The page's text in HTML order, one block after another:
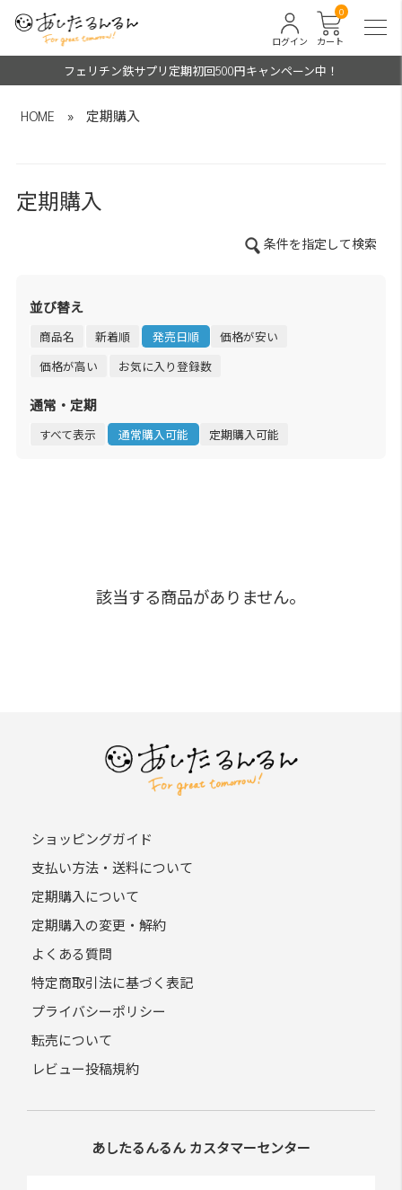
カート
0
ログイン
フェリチン鉄サプリ定期初回500円キャンペーン中！
HOME » 定期購入
定期購入
条件を指定して検索
並び替え
商品名 新着順 発売日順
価格が安い
価格が高い
お気に入り登録数
通常・定期
すべて表示 通常購入可能 定期購入可能
該当する商品がありません。
ショッピングガイド
支払い方法・送料について
定期購入について
定期購入の変更・解約
よくある質問
特定商取引法に基づく表記
プライバシーポリシー
転売について
レビュー投稿規約
あしたるんるん カスタマーセンター